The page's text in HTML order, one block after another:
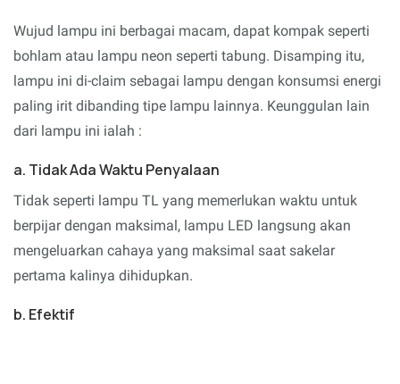
Wujud lampu ini berbagai macam, dapat kompak seperti
bohlam atau lampu neon seperti tabung. Disamping itu,
lampu ini di-claim sebagai lampu dengan konsumsi energi
paling irit dibanding tipe lampu lainnya. Keunggulan lain
dari lampu ini ialah :
a. Tidak Ada Waktu Penyalaan
Tidak seperti lampu TL yang memerlukan waktu untuk
berpijar dengan maksimal, lampu LED langsung akan
mengeluarkan cahaya yang maksimal saat sakelar
pertama kalinya dihidupkan.
b. Efektif